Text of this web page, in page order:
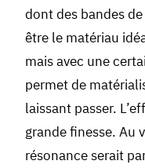
dont des bandes
être le matériau
mais avec une
permet de
laissant passer.
grande finesse. Au
résonance serait